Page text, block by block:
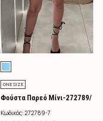
ONE SIZE
Φούστα Παρεό Μίνι-272789/
Τιρκουάζ
Κωδικός:272789-7